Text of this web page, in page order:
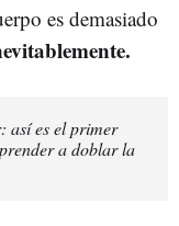
es demasiado
así es el primer
a doblar la